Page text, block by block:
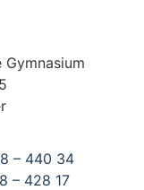
– 440 34
– 428 17